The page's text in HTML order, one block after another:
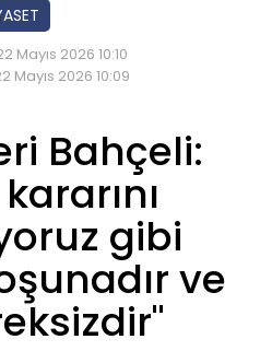
Mayıs 2026 10:10
Mayıs 2026 10:09
Bahçeli:
gibi
ve